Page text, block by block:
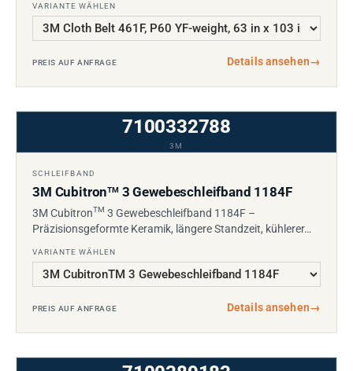
VARIANTE WÄHLEN
PREIS AUF ANFRAGE Details ansehen→
7100332788
3M
SCHLEIFBAND
3M CubitronTM3 Gewebeschleifband 1184F
3M CubitronTM 3 Gewebeschleifband 1184F –
Präzisionsgeformte Keramik, längere Standzeit, kühlerer…
VARIANTE WÄHLEN
PREIS AUF ANFRAGE Details ansehen→